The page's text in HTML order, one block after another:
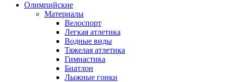
Олимпийские
Материалы
Велоспорт
Легкая атлетика
Водные виды
Тяжелая атлетика
Гимнастика
Биатлон
Лыжные гонки